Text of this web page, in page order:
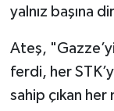
yalnız başına
Ateş,
ferdi, her
sahip çıkan her